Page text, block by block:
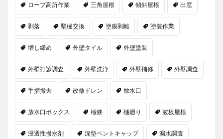
ロープ高所作業 三角屋根 傾斜屋根 出窓
剥落 堅樋交換 塗膜剥離 塗装作業
増し締め 外壁タイル 外壁塗装
外壁打診調査 外壁洗浄 外壁補修 外壁調査
手摺撤去 改修ドレン 放水口
放水口ボックス 極狭 樋廻り 波板屋根
浸透性撥水剤 深型ベントキャップ 漏水調査